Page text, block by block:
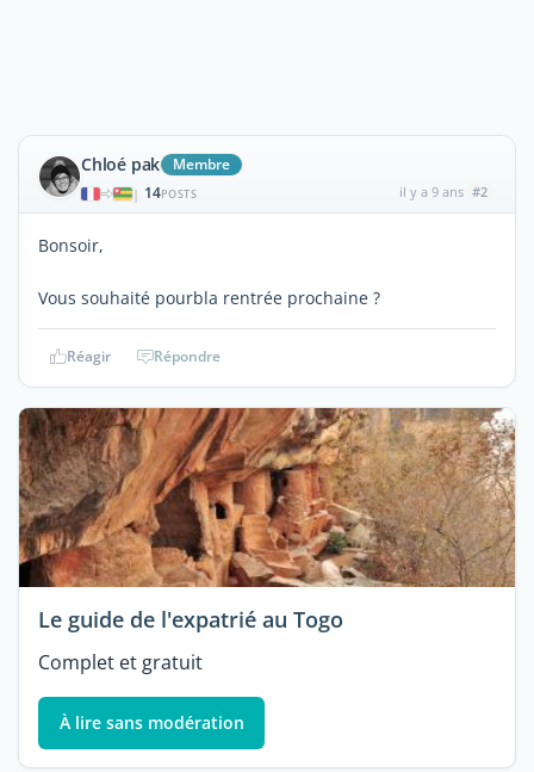
Chloé pak Membre
| 14POSTS il y a 9 ans #2
Bonsoir,
Vous souhaité pourbla rentrée prochaine ?
Réagir Répondre
Le guide de l'expatrié au Togo
Complet et gratuit
À lire sans modération